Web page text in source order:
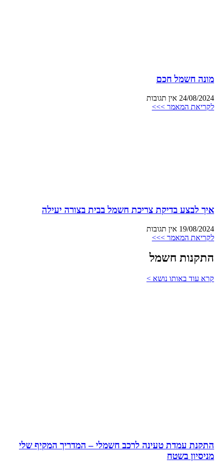
מונה חשמל חכם
24/08/2024 אין תגובות
לקריאת המאמר >>>
איך לבצע בדיקת צריכת חשמל בבית בצורה יעילה
19/08/2024 אין תגובות
לקריאת המאמר >>>
התקנות חשמל
קרא עוד באותו נושא >
התקנת עמדת טעינה לרכב חשמלי – המדריך המקיף שלי
מניסיון בשטח